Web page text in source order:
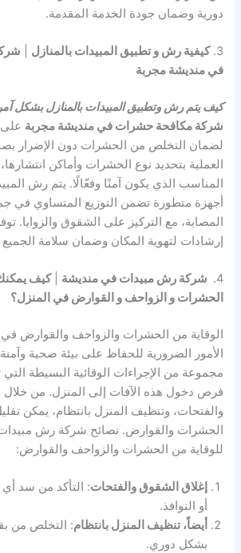
دورية وضمان جودة الخدمة المقدمة.
3. كيفية رش و تطبيق المبيدات بالمنازل
في منديشة مجربة
كيف يتم رش وتطبيق المبيدات بالمنازل بشكل
شركة مكافحة حشرات في منديشة مجربة
لضمان التخلص من الحشرات دون الإضرار
العملية بتحديد نوع الحشرات وأماكن انتشارها،
المناسب الذي يكون آمنًا وفعّالًا. يتم رش
أجهزة متطورة تضمن التوزيع المتساوي في
المصابة، مع التركيز على الشقوق والزوايا.
إرشادات لتهوية المكان وضمان سلامة الجميع
4. شركة رش مبيدات في منديشة |كيف
الحشرات و الزواحف و القوارض في المنزل؟
الوقاية من الحشرات والزواحف والقوارض في
الأمور الضرورية للحفاظ على بيئة صحية
مجموعة من الإجراءات الوقائية البسيطة
فرص دخول هذه الآفات إلى المنزل. من خلال
والفتحات، وتنظيف المنزل بانتظام، يمكن
الحشرات والقوارض. نصائح شركة رش
للوقاية من الحشرات والزواحف والقوارض:
إغلاق الشقوق والفتحات: التأكد من سد
أو النوافذ.
أيضاً، تنظيف المنزل بانتظام: التخلص من
بشكل دوري.